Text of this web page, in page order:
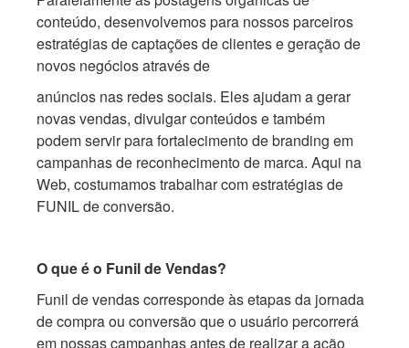
conteúdo, desenvolvemos para nossos parceiros
estratégias de captações de clientes e geração de
novos negócios através de
anúncios nas redes sociais. Eles ajudam a gerar
novas vendas, divulgar conteúdos e também
podem servir para fortalecimento de branding em
campanhas de reconhecimento de marca. Aqui na
Web, costumamos trabalhar com estratégias de
FUNIL de conversão.
O que é o Funil de Vendas?
Funil de vendas corresponde às etapas da jornada
de compra ou conversão que o usuário percorrerá
em nossas campanhas antes de realizar a ação